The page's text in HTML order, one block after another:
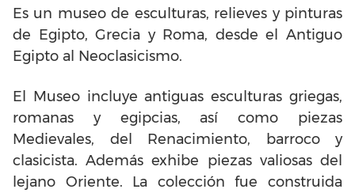
Es un museo de esculturas, relieves y pinturas
de Egipto, Grecia y Roma, desde el Antiguo
Egipto al Neoclasicismo.
El Museo incluye antiguas esculturas griegas,
romanas y egipcias, así como piezas
Medievales, del Renacimiento, barroco y
clasicista. Además exhibe piezas valiosas del
lejano Oriente. La colección fue construida